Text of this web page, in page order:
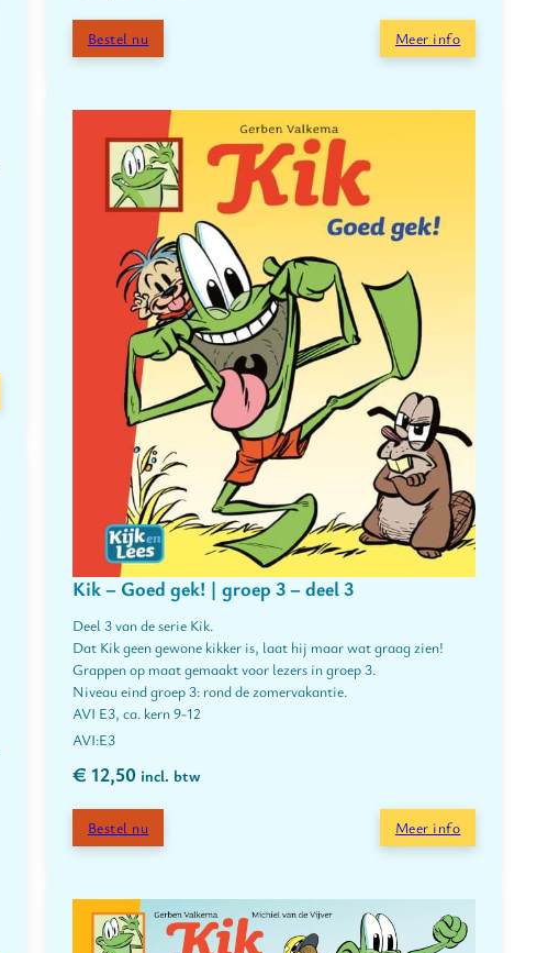
Bestel nu Meer info
Kik – Goed gek! | groep 3 – deel 3
Deel 3 van de serie Kik.
Dat Kik geen gewone kikker is, laat hij maar wat graag zien!
Grappen op maat gemaakt voor lezers in groep 3.
Niveau eind groep 3: rond de zomervakantie.
AVI E3, ca. kern 9-12
E3
€ 12,50 incl. btw
Bestel nu Meer info